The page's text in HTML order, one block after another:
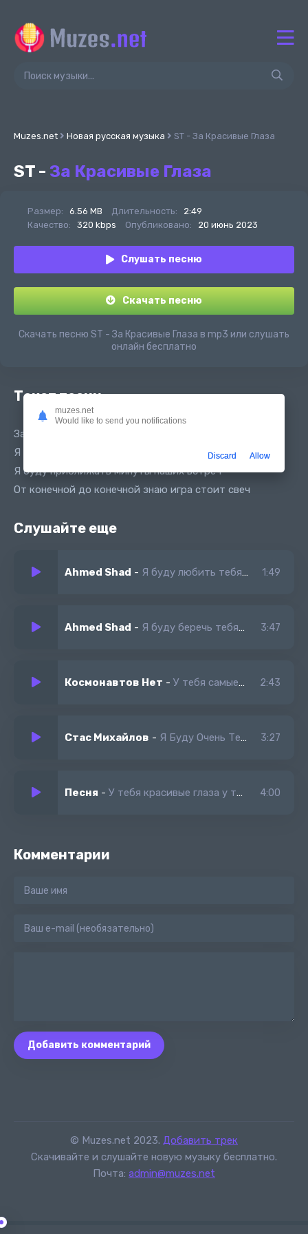
Muzes.net Новая русская музыка ST - За Красивые Глаза
ST - За Красивые Глаза
Размер: 6.56 MB Длительность:
2:49
Качество:
320 kbps Опубликовано: 20 июнь 2023
Слушать песню
Скачать песню
Скачать песню ST - За Красивые Глаза в mp3 или слушать
онлайн бесплатно
Текст песни
За красивые глаза за волосы до плеччто
Я буду любить тебящ и до конца беречь
Я буду приближать минуты наших встреч
От конечной до конечной знаю игра стоит свеч
Слушайте еще
Ahmed Shad - Я буду любить тебя всегда speed up 1:49
Ahmed Shad - Я буду беречь тебя всегда 3:47
Космонавтов Нет - У тебя самые красивые глаза 2:43
Стас Михайлов - Я Буду Очень Тебя Беречь 3:27
Песня - У тебя красивые глаза у тебя душа как у ребенка 4:00
Комментарии
Добавить комментарий
© Muzes.net 2023. Добавить трек
Скачивайте и слушайте новую музыку бесплатно.
Почта: admin@muzes.net
muzes.net
Would like to send you notifications
Discard Allow